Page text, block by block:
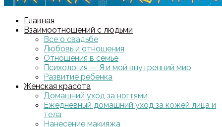
Главная
Взаимоотношений с людьми
Все о свадьбе
Любовь и отношения
Отношения в семье
Психология — Я и мой внутренний мир
Развитие ребенка
Женская красота
Домашний уход за ногтями
Ежедневный домашний уход за кожей лица и
тела
Нанесение макияжа